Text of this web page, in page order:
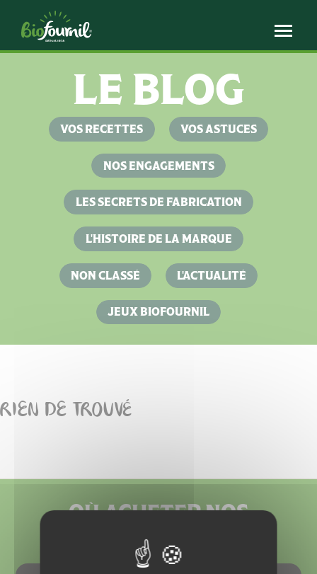
LE BLOG
VOS RECETTES VOS ASTUCES
NOS ENGAGEMENTS
LES SECRETS DE FABRICATION
L'HISTOIRE DE LA MARQUE
NON CLASSÉ L'ACTUALITÉ
JEUX BIOFOURNIL
RIEN DE TROUVÉ
OÙ ACHETER NOS
PRODUITS ?
Panneau de gestion des cookies